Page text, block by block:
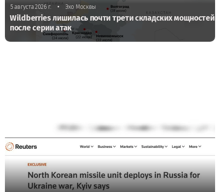
5 августа 2026 г. • Эхо Москвы
Wildberries лишилась почти трети складских мощностей
после серии атак